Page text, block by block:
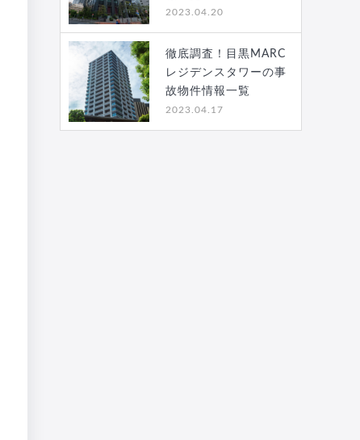
2023.04.20
徹底調査！目黒MARC
レジデンスタワーの事
故物件情報一覧
2023.04.17